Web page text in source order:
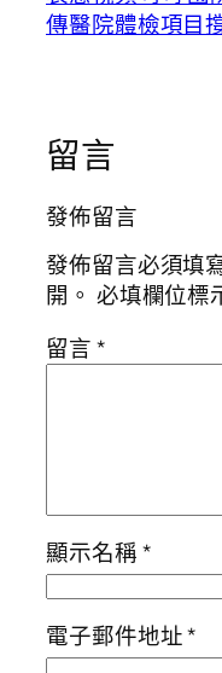
傳醫院體檢項目
留言
發佈留言
發佈留言必須填
開。 必填欄位標
留言*
顯示名稱*
電子郵件地址*